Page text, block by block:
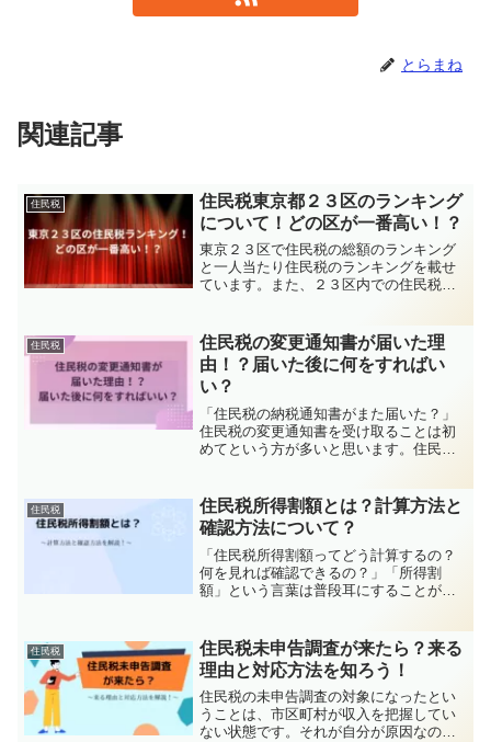
とらまね
関連記事
住民税
住民税東京都２３区のランキング
について！どの区が一番高い！？
東京２３区で住民税の総額のランキング
と一人当たり住民税のランキングを載せ
ています。また、２３区内での住民税の
住民税
住民税の変更通知書が届いた理
由！？届いた後に何をすればい
い？
「住民税の納税通知書がまた届いた？」
住民税の変更通知書を受け取ることは初
めてという方が多いと思います。住民税
の記事では、税額の変更になる主な原因
や支払い方法について詳しく解説しま
す。
住民税
住民税所得割額とは？計算方法と
確認方法について？
「住民税所得割額ってどう計算するの？
何を見れば確認できるの？」「所得割
額」という言葉は普段耳にすることがな
まい給付金の給付額」など、時折、この
「所得割額」を使用することがありま
す。この記事では、所得割額の計算方法
と通知書等により確認する方法について
解説します。
住民税
住民税未申告調査が来たら？来る
理由と対応方法を知ろう！
住民税の未申告調査の対象になったとい
うことは、市区町村が収入を把握してい
ない状態です。それが自分が原因なの